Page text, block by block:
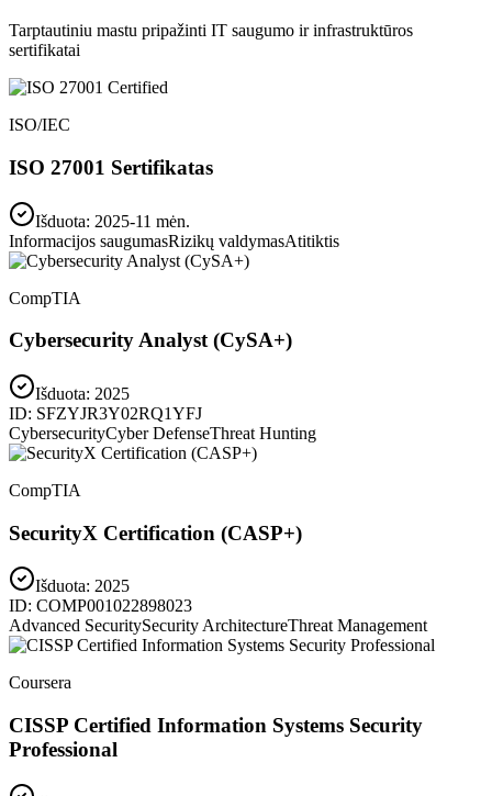
Tarptautiniu mastu pripažinti IT saugumo ir infrastruktūros
sertifikatai
ISO/IEC
ISO 27001 Sertifikatas
Išduota: 2025-11 mėn.
Informacijos saugumasRizikų valdymasAtitiktis
CompTIA
Cybersecurity Analyst (CySA+)
Išduota: 2025
ID: SFZYJR3Y02RQ1YFJ
CybersecurityCyber DefenseThreat Hunting
CompTIA
SecurityX Certification (CASP+)
Išduota: 2025
ID: COMP001022898023
Advanced SecuritySecurity ArchitectureThreat Management
Coursera
CISSP Certified Information Systems Security
Professional